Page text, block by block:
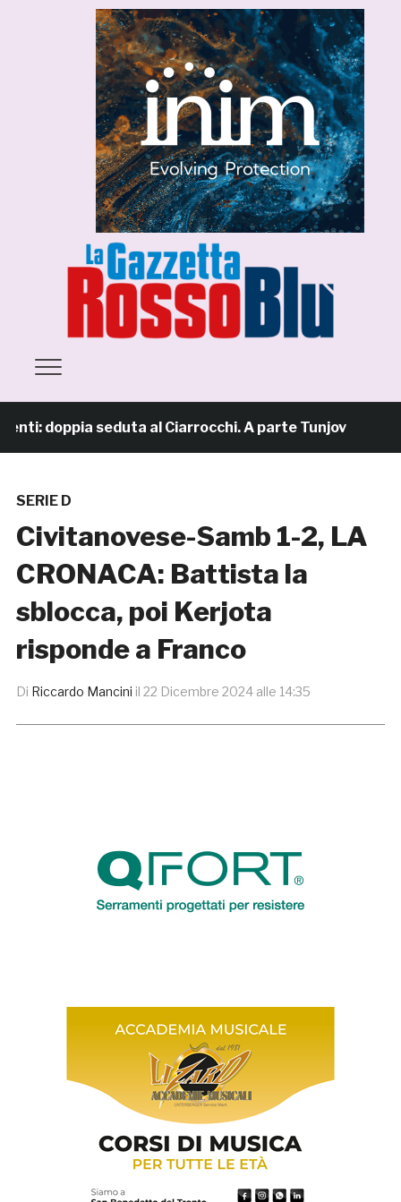
seduta al Ciarrocchi. A parte Tunjov
SERIE D
Civitanovese-Samb 1-2, LA
CRONACA: Battista la
sblocca, poi Kerjota
risponde a Franco
Di Riccardo Mancini il 22 Dicembre 2024 alle 14:35